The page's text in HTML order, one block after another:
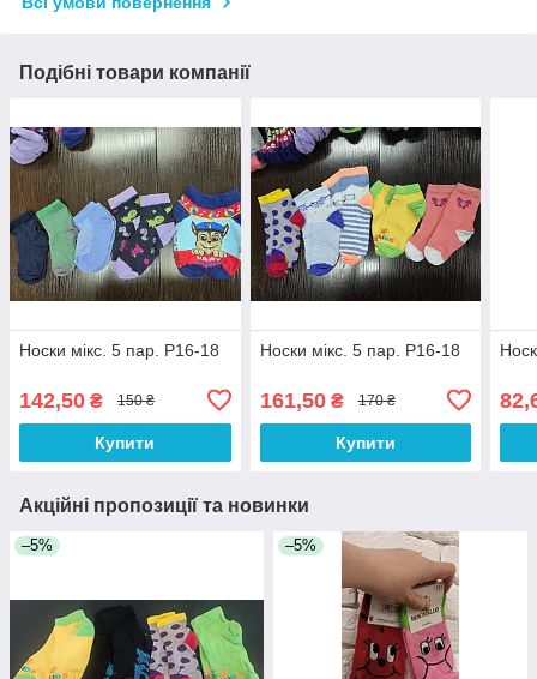
Подібні товари компанії
Носки мікс. 5 пар. Р16-18
142,50 ₴ 150 ₴
Купити
Носки мікс. 5 пар. Р16-18
161,50₴ 170 ₴
Купити
Акційні пропозиції та новинки
–5% –5%